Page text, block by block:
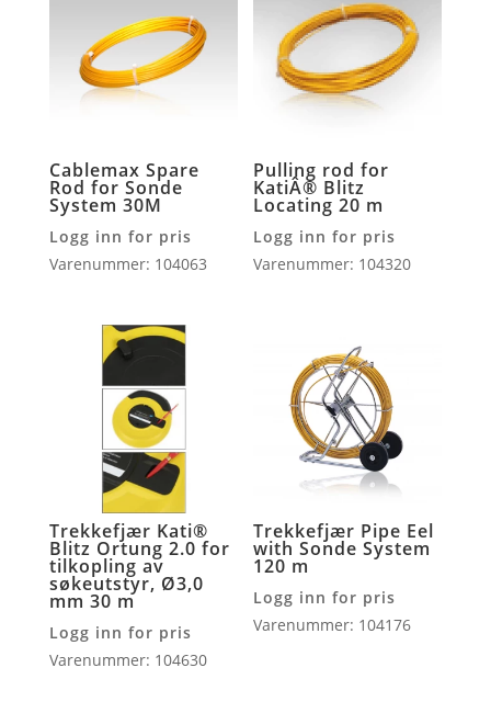
Cablemax Spare
Rod for Sonde
System 30M
Logg inn for pris
Varenummer: 104063
Pulling rod for
KatiÂ® Blitz
Locating 20 m
Logg inn for pris
Varenummer: 104320
Trekkefjær Kati®
Blitz Ortung 2.0 for
tilkopling av
søkeutstyr, Ø3,0
mm 30 m
Logg inn for pris
Varenummer: 104630
Trekkefjær Pipe Eel
with Sonde System
120 m
Logg inn for pris
Varenummer: 104176